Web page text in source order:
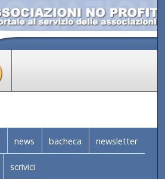
news bacheca newsletter
scrivici